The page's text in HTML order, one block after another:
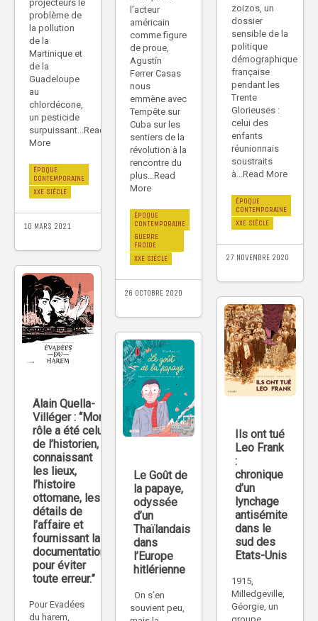
projecteurs le
problème de
la pollution
de la
Martinique et
de la
Guadeloupe
au
chlordécone,
un pesticide
surpuissant...Read
More
ÉPOQUE
CONTEMPORAINE
XXE SIÈCLE
10 MARS 2021
zoizos, un
dossier
sensible de la
politique
démographique
française
pendant les
Trente
Glorieuses :
celui des
enfants
réunionnais
soustraits
à...Read More
ÉPOQUE
CONTEMPORAINE
XXE SIÈCLE
27 NOVEMBRE 2020
l’acteur
américain
comme figure
de proue,
Agustín
Ferrer Casas
nous
emmène avec
Tempête sur
Cuba sur les
sentiers de la
révolution à la
rencontre du
plus...Read
More
ÉPOQUE
CONTEMPORAINE
GUERRE
FROIDE
XXE SIÈCLE
26 OCTOBRE 2020
Alain Quella-
Villéger : “Mon
rôle a été celui
de l’historien,
connaissant
les lieux,
l’histoire
ottomane, les
détails de
l’affaire et
fournissant la
documentation
pour éviter
toute erreur.”
Pour Evadées
du harem,
Ils ont tué
Leo Frank
:
chronique
d’un
lynchage
antisémite
dans le
sud des
Etats-Unis
1915,
Milledgeville,
Géorgie, un
Le Goût de
la papaye,
odyssée
d’un
Thaïlandais
dans
l’Europe
hitlérienne
On s’en
souvient peu,